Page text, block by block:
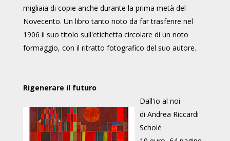
migliaia di copie anche durante la prima metà del
Novecento. Un libro tanto noto da far trasferire nel
1906 il suo titolo sull'etichetta circolare di un noto
formaggio, con il ritratto fotografico del suo autore.
Rigenerare il futuro
Dall'io al noi
di Andrea Riccardi
Scholé